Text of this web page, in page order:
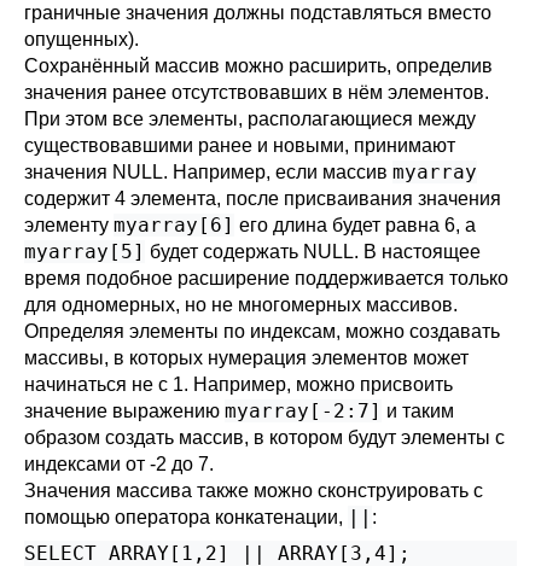
граничные значения должны подставляться вместо
опущенных).
Сохранённый массив можно расширить, определив
значения ранее отсутствовавших в нём элементов.
При этом все элементы, располагающиеся между
существовавшими ранее и новыми, принимают
значения NULL. Например, если массив myarray
содержит 4 элемента, после присваивания значения
элементу myarray[6] его длина будет равна 6, а
myarray[5] будет содержать NULL. В настоящее
время подобное расширение поддерживается только
для одномерных, но не многомерных массивов.
Определяя элементы по индексам, можно создавать
массивы, в которых нумерация элементов может
начинаться не с 1. Например, можно присвоить
значение выражению myarray[-2:7] и таким
образом создать массив, в котором будут элементы с
индексами от -2 до 7.
Значения массива также можно сконструировать с
помощью оператора конкатенации, || :
SELECT ARRAY[1,2] || ARRAY[3,4];